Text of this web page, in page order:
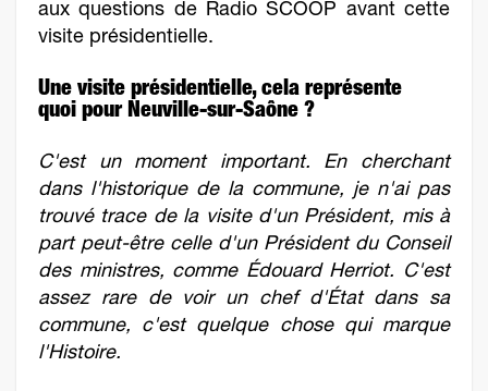
aux questions de Radio SCOOP avant cette
visite présidentielle.
Une visite présidentielle, cela représente
quoi pour Neuville-sur-Saône ?
C'est un moment important. En cherchant
dans l'historique de la commune, je n'ai pas
trouvé trace de la visite d'un Président, mis à
part peut-être celle d'un Président du Conseil
des ministres, comme Édouard Herriot. C'est
assez rare de voir un chef d'État dans sa
commune, c'est quelque chose qui marque
l'Histoire.